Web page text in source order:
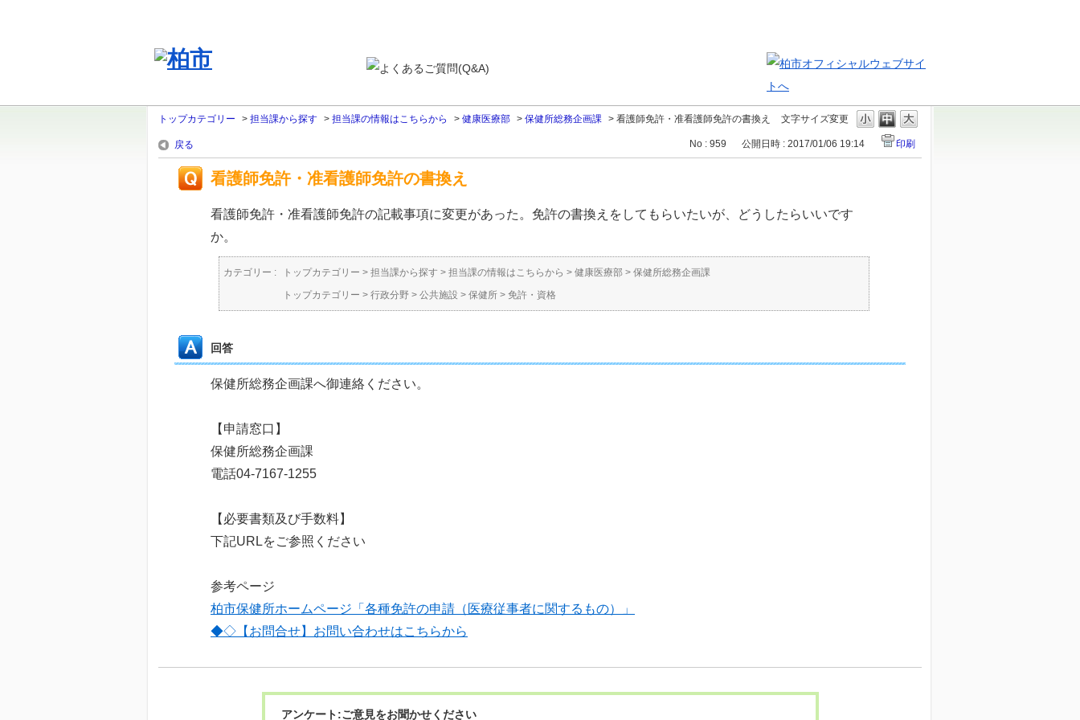
文字サイズ変更
トップカテゴリー > 担当課から探す > 担当課の情報はこちらから > 健康医療部 > 保健所総務企画課 > 看護師免許・准看護師免許の書換え
戻る No : 959 公開日時 : 2017/01/06 19:14 印刷
看護師免許・准看護師免許の書換え
看護師免許・准看護師免許の記載事項に変更があった。免許の書換えをしてもらいたいが、どうしたらいいです
か。
カテゴリー : トップカテゴリー > 担当課から探す > 担当課の情報はこちらから > 健康医療部 > 保健所総務企画課
トップカテゴリー > 行政分野 > 公共施設 > 保健所 > 免許・資格
回答
保健所総務企画課へ御連絡ください。
【申請窓口】
保健所総務企画課
電話04-7167-1255
【必要書類及び手数料】
下記URLをご参照ください
参考ページ
柏市保健所ホームページ「各種免許の申請（医療従事者に関するもの）」
◆◇【お問合せ】お問い合わせはこちらから
アンケート:ご意見をお聞かせください